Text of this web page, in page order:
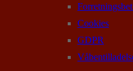
Cookies
GDPR